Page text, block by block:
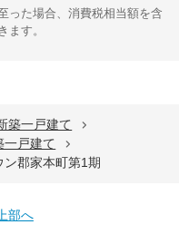
った場合、消費税相当額を含
ます。
築一戸建て
一戸建て
ン郡家本町第1期
部へ